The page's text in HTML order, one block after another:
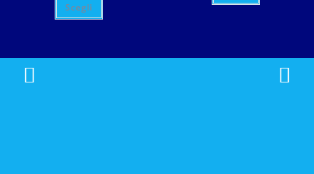
Scegli